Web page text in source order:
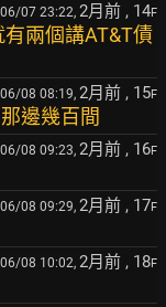
06/07 23:22, 2月前 , 14F
兩個講AT&T債
06/08 08:19, 2月前 , 15F
邊幾百間
06/08 09:23, 2月前 , 16F
06/08 09:29, 2月前 , 17F
06/08 10:02, 2月前 , 18F